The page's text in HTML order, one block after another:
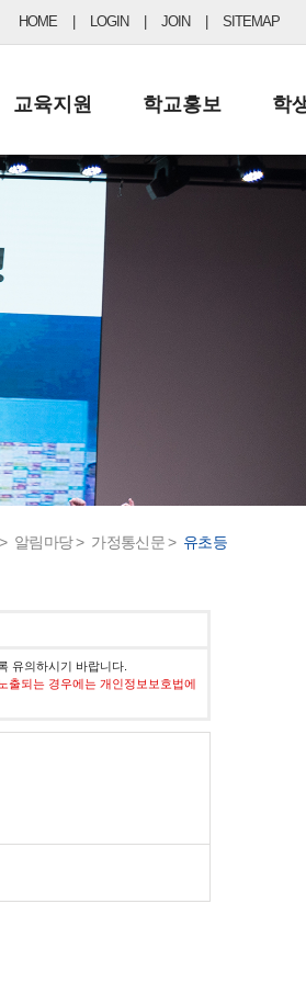
HOME LOGIN JOIN SITEMAP
교육지원
행정실
학교운영위원회
학교건축기금
학교홍보
보도자료
학
알림마당 > 가정통신문 > 유초등
유의하시기 바랍니다.
출되는 경우에는 개인정보보호법에